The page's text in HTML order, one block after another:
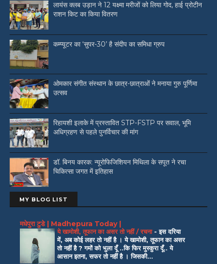
लायंस क्लब उड़ान ने 12 यक्ष्मा मरीजों को लिया गोद, हाई प्रोटीन
राशन किट का किया वितरण
कम्प्यूटर का ‘सुपर-30’ है संदीप का समिधा ग्रुप
ओमकार संगीत संस्थान के छात्र-छात्राओं ने मनाया गुरु पूर्णिमा
उत्सव
रिहायशी इलाके में प्रस्तावित STP-FSTP पर सवाल, भूमि
अधिग्रहण से पहले पुनर्विचार की मांग
डॉ. बिनय कारक: न्यूरोफिजिशियन मिथिला के सपूत ने रचा
चिकित्सा जगत में इतिहास
MY BLOG LIST
मधेपुरा टुडे | Madhepura Today |
ये खामोशी, तूफान का असर तो नहीं / रचना -इस दरिया
में, अब कोई लहर तो नहीं है । ये खामोशी, तूफान का असर
तो नहीं है ? गमों को भुला दूँ ..कि फिर मुस्कुरा दूँ.. ये
आसान इतना, सफर तो नहीं है । जिसकी...